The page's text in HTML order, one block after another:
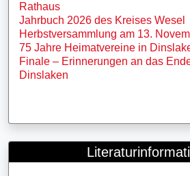
Rathaus
Jahrbuch 2026 des Kreises Wesel
Herbstversammlung am 13.
75 Jahre Heimatvereine in
Finale – Erinnerungen an das
Dinslaken